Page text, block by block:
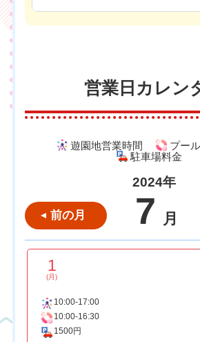
営業日カレン
遊園地営業時間
プー
駐車場料金
前の月
2024年
7 月
1
(月)
10:00-17:00
10:00-16:30
1500円